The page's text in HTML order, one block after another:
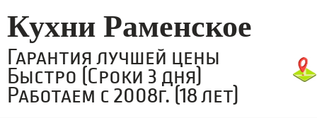
Кухни Раменское
Гарантия лучшей цены
Быстро (Сроки 3 дня)
Работаем с 2008г. (18 лет)